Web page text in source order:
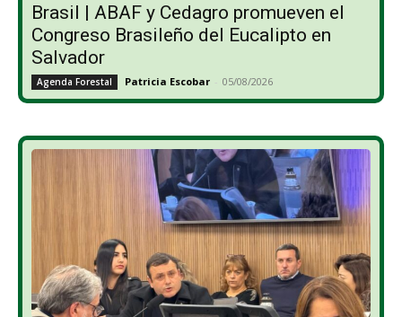
Brasil | ABAF y Cedagro promueven el
Congreso Brasileño del Eucalipto en
Salvador
Agenda Forestal Patricia Escobar - 05/08/2026